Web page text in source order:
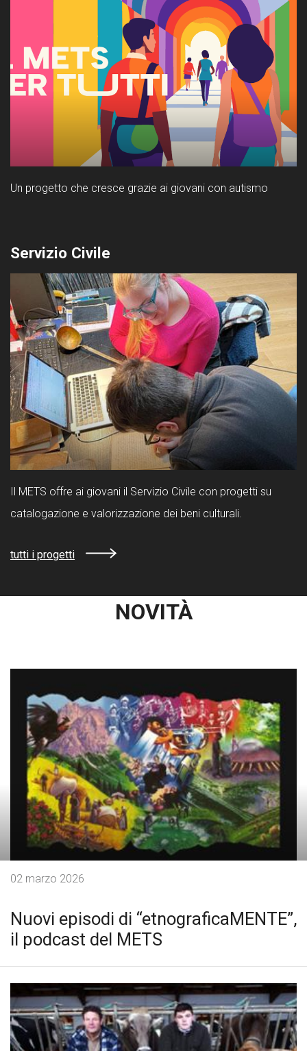
Un progetto che cresce grazie ai giovani con autismo
Servizio Civile
Il METS offre ai giovani il Servizio Civile con progetti su
catalogazione e valorizzazione dei beni culturali.
tutti i progetti
NOVITÀ
Nuovi episodi di “etnograficaMENTE”,
il podcast del METS
02 marzo 2026